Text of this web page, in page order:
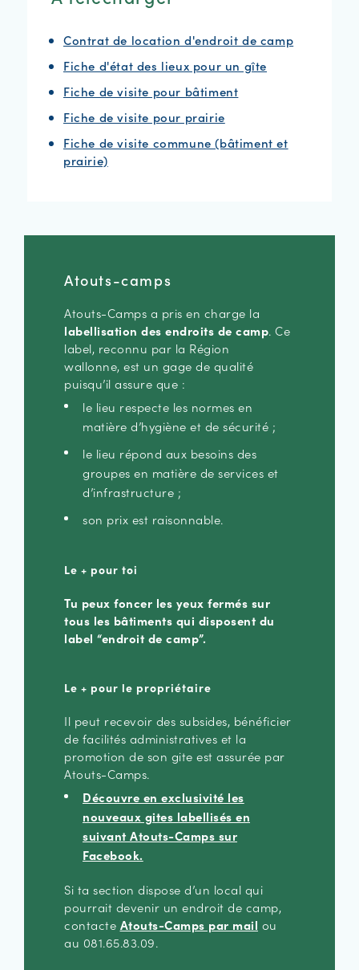
Contrat de location d'endroit de camp
Fiche d'état des lieux pour un gîte
Fiche de visite pour bâtiment
Fiche de visite pour prairie
Fiche de visite commune (bâtiment et
prairie)
Atouts-camps
Atouts-Camps a pris en charge la
labellisation des endroits de camp. Ce
label, reconnu par la Région
wallonne, est un gage de qualité
puisqu’il assure que :
le lieu respecte les normes en
matière d’hygiène et de sécurité ;
le lieu répond aux besoins des
groupes en matière de services et
d’infrastructure ;
son prix est raisonnable.
Le + pour toi
Tu peux foncer les yeux fermés sur
tous les bâtiments qui disposent du
label “endroit de camp”.
Le + pour le propriétaire
Il peut recevoir des subsides, bénéficier
de facilités administratives et la
promotion de son gite est assurée par
Atouts-Camps.
Découvre en exclusivité les
nouveaux gites labellisés en
suivant Atouts-Camps sur
Facebook.
Si ta section dispose d’un local qui
pourrait devenir un endroit de camp,
contacte Atouts-Camps par mail ou
au 081.65.83.09.